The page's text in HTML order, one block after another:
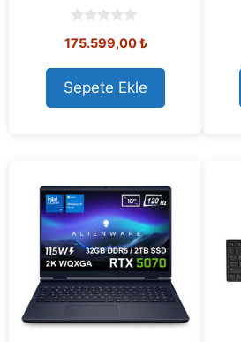
o
t
o
f
5
175.599,00₺
Sepete Ekle